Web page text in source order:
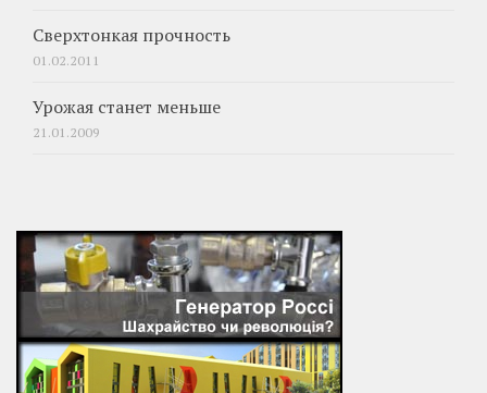
Сверхтонкая прочность
01.02.2011
Урожая станет меньше
21.01.2009